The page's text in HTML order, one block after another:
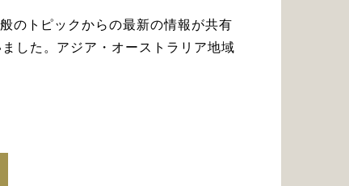
のトピックからの最新の情報が共有
した。アジア・オーストラリア地域